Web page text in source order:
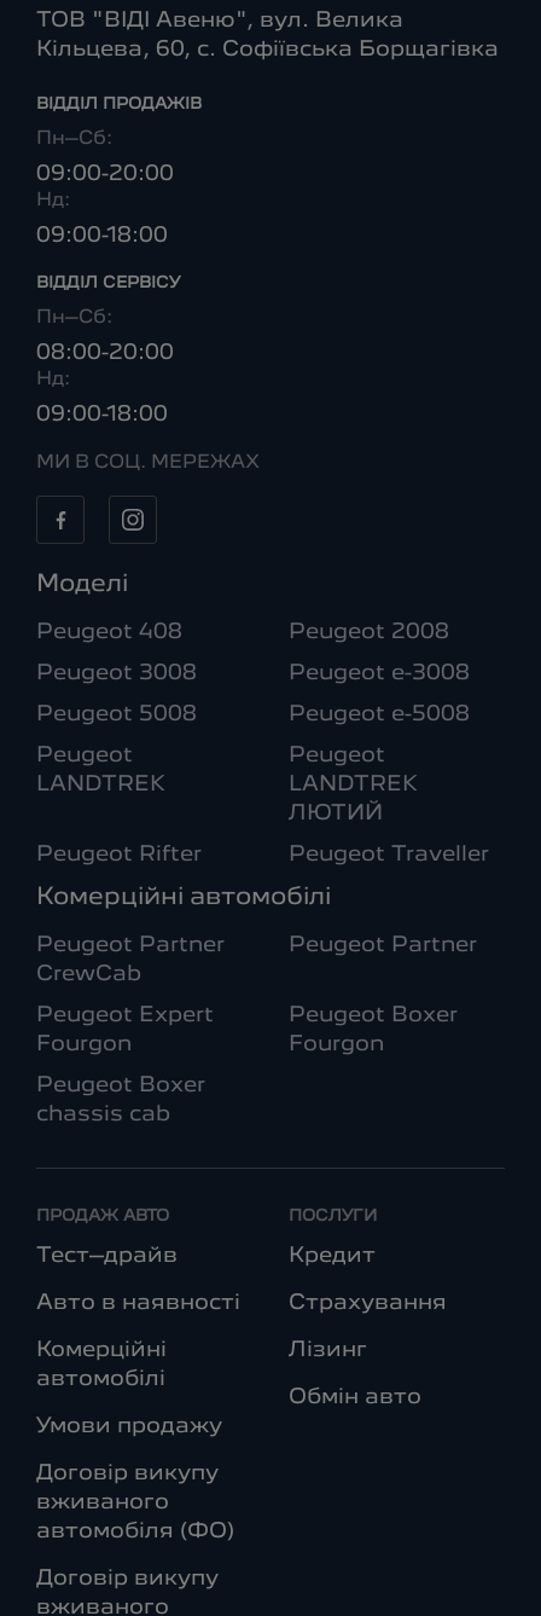
ТОВ "ВІДІ Авеню", вул. Велика
Кільцева, 60, с. Софіївська Борщагівка
ВІДДІЛ ПРОДАЖІВ
Пн–Сб:
09:00-20:00
Нд:
09:00-18:00
ВІДДІЛ CЕРВІСУ
Пн–Сб:
08:00-20:00
Нд:
09:00-18:00
МИ В СОЦ. МЕРЕЖАХ
Моделі
Peugeot 408 Peugeot 2008
Peugeot 3008 Peugeot e-3008
Peugeot 5008 Peugeot e-5008
Peugeot
LANDTREK
Peugeot
LANDTREK
ЛЮТИЙ
Peugeot Rifter Peugeot Traveller
Комерційні автомобілі
Peugeot Partner
CrewCab
Peugeot Partner
Peugeot Expert
Fourgon
Peugeot Boxer
Fourgon
Peugeot Boxer
chassis cab
ПРОДАЖ АВТО
Тест–драйв
Авто в наявності
Комерційні
автомобілі
Умови продажу
Договір викупу
вживаного
автомобіля (ФО)
Договір викупу
вживаного
ПОСЛУГИ
Кредит
Страхування
Лізинг
Обмін авто